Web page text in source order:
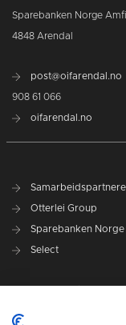
Sparebanken Norge Amfi
4848 Arendal
post@oifarendal.no
908 61 066
oifarendal.no
Samarbeidspartnere
Otterlei Group
Sparebanken Norge
Select